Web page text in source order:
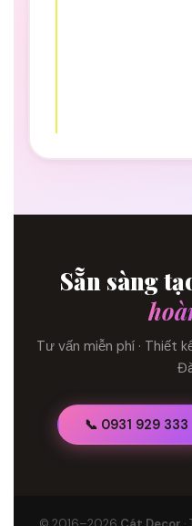
Sẵn sàng
Tư vấn miễn phí · Thiết
📞 0931 929 333